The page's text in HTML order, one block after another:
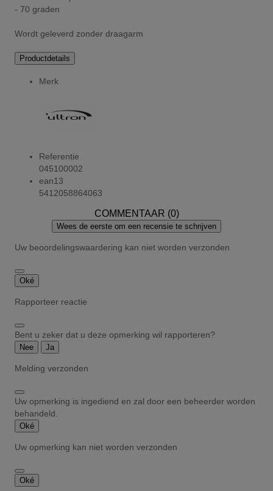
- 70 graden
Wordt geleverd zonder draagarm
Productdetails
Merk
Referentie
045100002
ean13
5412058864063
COMMENTAAR (0)
Wees de eerste om een recensie te schrijven
Uw beoordelingswaardering kan niet worden verzonden
Oké
Rapporteer reactie
Bent u zeker dat u deze opmerking wil rapporteren?
Nee Ja
Melding verzonden
Uw opmerking is ingediend en zal door een beheerder worden
behandeld.
Oké
Uw opmerking kan niet worden verzonden
Oké